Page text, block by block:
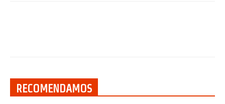
RECOMENDAMOS